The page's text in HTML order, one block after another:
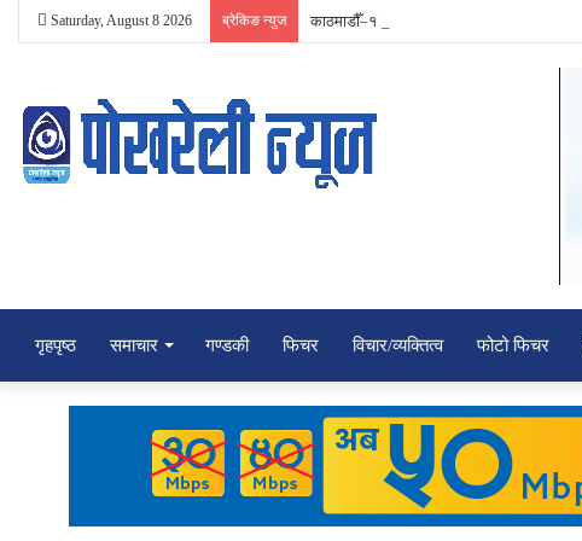
Saturday, August 8 2026 ब्रेकिङ न्युज काठमाडौँ–१ मा रास्वपाकी रञ्जु दर्शना न्यौपाने विजयी
गृहपृष्ठ समाचार गण्डकी फिचर विचार/व्यक्तित्व फोटो फिचर